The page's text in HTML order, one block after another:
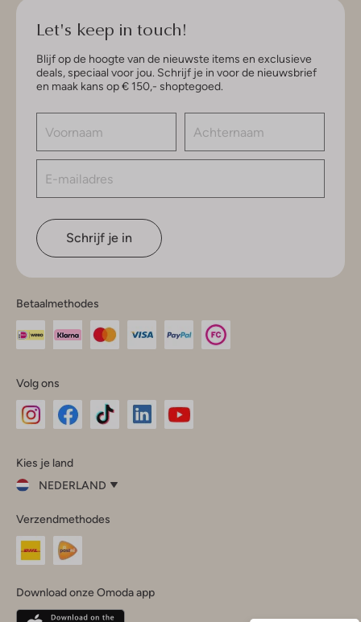
Let's keep in touch!
Blijf op de hoogte van de nieuwste items en exclusieve
deals, speciaal voor jou. Schrijf je in voor de nieuwsbrief
en maak kans op € 150,- shoptegoed.
Schrijf je in
Betaalmethodes
Volg ons
InstagramFacebook
Kies je land
NEDERLAND
je
land
Nederland
Belgique(Français)
Verzendmethodes
Download onze Omoda app